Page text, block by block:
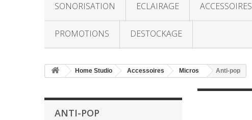
SONORISATION ECLAIRAGE ACCESSOIRES
PROMOTIONS DESTOCKAGE
Home Studio Accessoires Micros Anti-pop
ANTI-POP